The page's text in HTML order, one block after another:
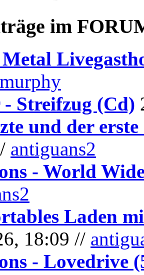
im
Streifzug (Cd)
und der erste
antiguans2
- World
Laden
18:09 //
- Lovedrive